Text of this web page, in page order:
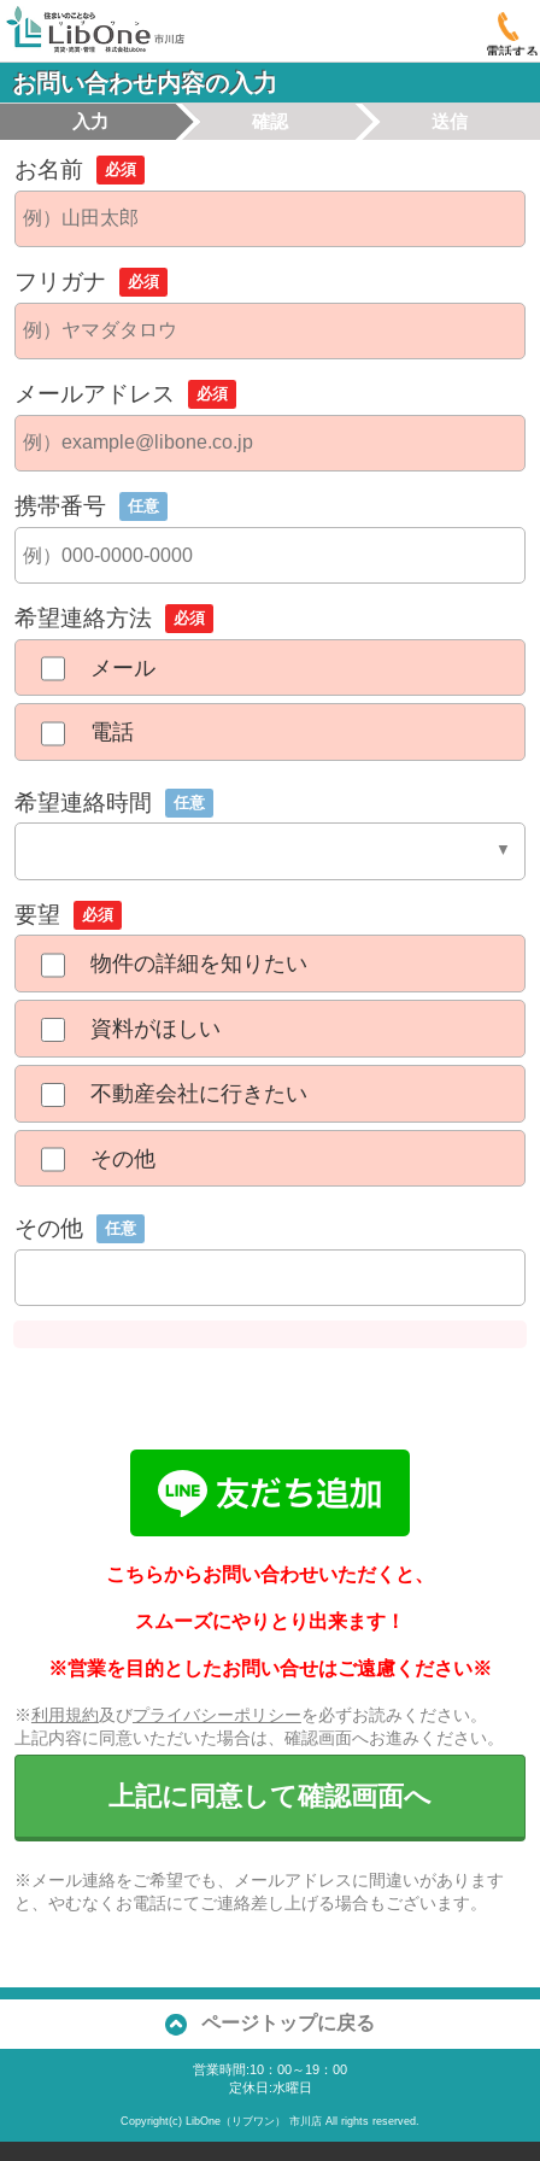
電話する
お問い合わせ内容の入力
入力 確認 送信
お名前 必須
フリガナ 必須
メールアドレス 必須
携帯番号 任意
希望連絡方法 必須
メール
電話
希望連絡時間 任意
要望 必須
物件の詳細を知りたい
資料がほしい
不動産会社に行きたい
その他
その他 任意
こちらからお問い合わせいただくと、
スムーズにやりとり出来ます！
※営業を目的としたお問い合せはご遠慮ください※
※利用規約及びプライバシーポリシーを必ずお読みください。
上記内容に同意いただいた場合は、確認画面へお進みください。
上記に同意して確認画面へ
※メール連絡をご希望でも、メールアドレスに間違いがあります
と、やむなくお電話にてご連絡差し上げる場合もございます。
ページトップに戻る
営業時間:10：00～19：00
定休日:水曜日
Copyright(c) LibOne（リブワン） 市川店 All rights reserved.